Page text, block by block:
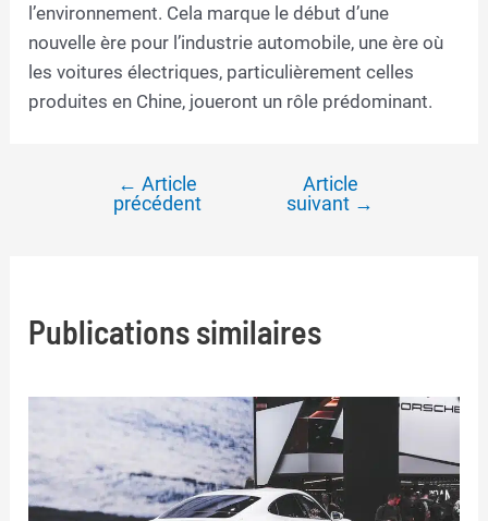
l’environnement. Cela marque le début d’une
nouvelle ère pour l’industrie automobile, une ère où
les voitures électriques, particulièrement celles
produites en Chine, joueront un rôle prédominant.
Navigation
← Article
précédent
Article
suivant →
Publications similaires